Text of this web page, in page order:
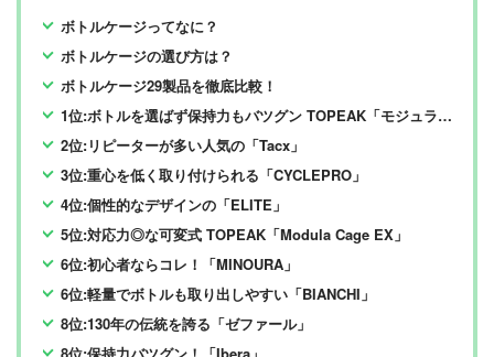
ボトルケージってなに？
ボトルケージの選び方は？
ボトルケージ29製品を徹底比較！
1位:ボトルを選ばず保持力もバツグン TOPEAK「モジュラーケージ2」
2位:リピーターが多い人気の「Tacx」
3位:重心を低く取り付けられる「CYCLEPRO」
4位:個性的なデザインの「ELITE」
5位:対応力◎な可変式 TOPEAK「Modula Cage EX」
6位:初心者ならコレ！「MINOURA」
6位:軽量でボトルも取り出しやすい「BIANCHI」
8位:130年の伝統を誇る「ゼファール」
8位:保持力バツグン！「Ibera」